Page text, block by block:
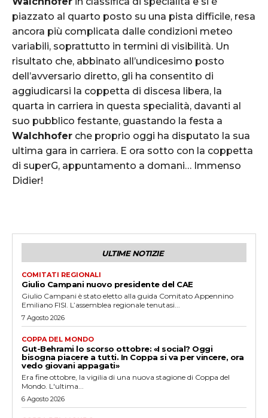
piazzato al quarto posto su una pista difficile, resa
ancora più complicata dalle condizioni meteo
variabili, soprattutto in termini di visibilità. Un
risultato che, abbinato all’undicesimo posto
dell’avversario diretto, gli ha consentito di
aggiudicarsi la coppetta di discesa libera, la
quarta in carriera in questa specialità, davanti al
suo pubblico festante, guastando la festa a
Walchhofer che proprio oggi ha disputato la sua
ultima gara in carriera. E ora sotto con la coppetta
di superG, appuntamento a domani… Immenso
Didier!
ULTIME NOTIZIE
COMITATI REGIONALI
Giulio Campani nuovo presidente del CAE
Giulio Campani è stato eletto alla guida Comitato Appennino
Emiliano FISI. L’assemblea regionale tenutasi...
7 Agosto 2026
COPPA DEL MONDO
Gut-Behrami lo scorso ottobre: «I social? Oggi
bisogna piacere a tutti. In Coppa si va per vincere, ora
vedo giovani appagati»
Era fine ottobre, la vigilia di una nuova stagione di Coppa del
Mondo. L'ultima...
6 Agosto 2026